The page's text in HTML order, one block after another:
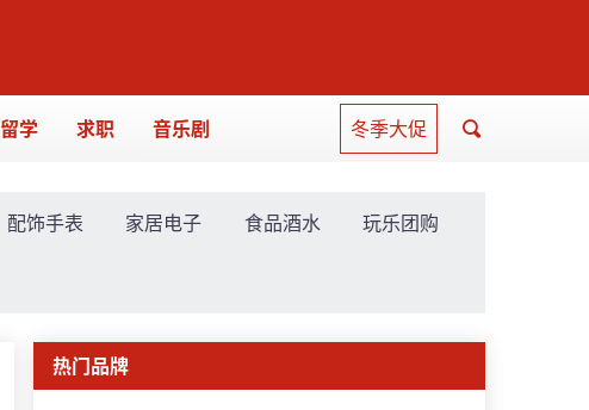
留学 求职 音乐剧 冬季大促
配饰手表 家居电子 食品酒水 玩乐团购
热门品牌